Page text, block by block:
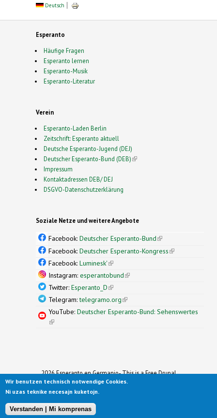
Deutsch
Esperanto
Häufige Fragen
Esperanto lernen
Esperanto-Musik
Esperanto-Literatur
Verein
Esperanto-Laden Berlin
Zeitschrift: Esperanto aktuell
Deutsche Esperanto-Jugend (DEJ)
Deutscher Esperanto-Bund (DEB)(link is external)
Impressum
Kontaktadressen DEB/ DEJ
DSGVO-Datenschutzerklärung
Soziale Netze und weitere Angebote
Facebook: Deutscher Esperanto-Bund(link is
external)
Facebook: Deutscher Esperanto-Kongress(link is
Facebook: Luminesk'(link is external)
Instagram: esperantobund(link is external)
Twitter: Esperanto_D(link is external)
Telegram:telegramo.org(link is external)
YouTube: Deutscher Esperanto-Bund: Sehenswertes
(link is external)
2026 Esperanto en Germanio- This is a Free Drupal
Theme
Ported to Drupal for the Open Source Community by
Original design by
Wir benutzen technisch notwendige Cookies.
Ni uzas teknike necesajn kuketojn.
Verstanden | Mi komprenas